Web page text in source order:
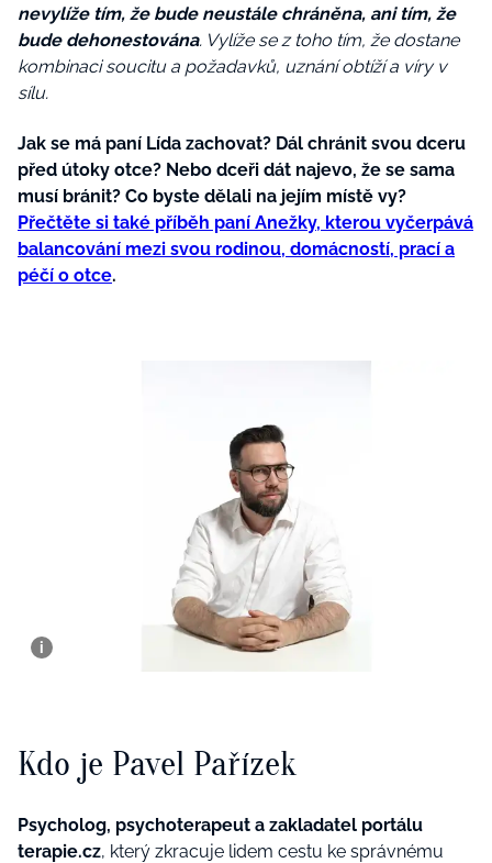
nevylíže tím, že bude neustále chráněna, ani tím, že
bude dehonestována. Vylíže se z toho tím, že dostane
kombinaci soucitu a požadavků, uznání obtíží a víry v
sílu.
Jak se má paní Lída zachovat? Dál chránit svou dceru
před útoky otce? Nebo dceři dát najevo, že se sama
musí bránit? Co byste dělali na jejím místě vy?
Přečtěte si také příběh paní Anežky, kterou vyčerpává
balancování mezi svou rodinou, domácností, prací a
péčí o otce.
Kdo je Pavel Pařízek
Psycholog, psychoterapeut a zakladatel portálu
terapie.cz, který zkracuje lidem cestu ke správnému